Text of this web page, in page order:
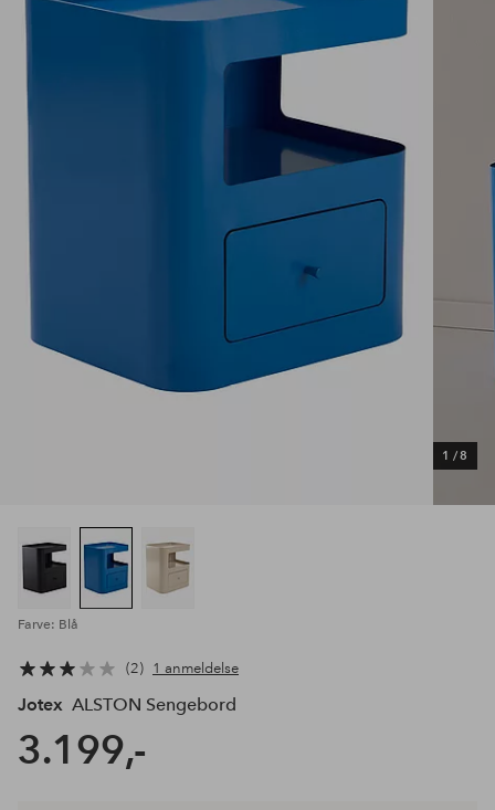
1 /8
Farve: Blå
2 1 anmeldelse
Jotex ALSTON Sengebord
3.199,-